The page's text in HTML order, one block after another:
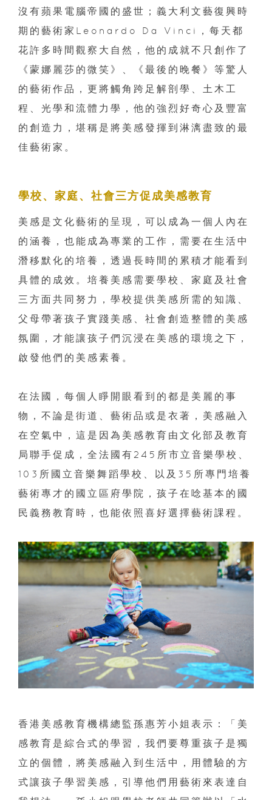
沒有蘋果電腦帝國的盛世；義大利文藝復興時
期的藝術家Leonardo Da Vinci，每天都
花許多時間觀察大自然，他的成就不只創作了
《蒙娜麗莎的微笑》、《最後的晚餐》等驚人
的藝術作品，更將觸角跨足解剖學、土木工
程、光學和流體力學，他的強烈好奇心及豐富
的創造力，堪稱是將美感發揮到淋漓盡致的最
佳藝術家。
學校、家庭、社會三方促成美感教育
美感是文化藝術的呈現，可以成為一個人內在
的涵養，也能成為專業的工作，需要在生活中
潛移默化的培養，透過長時間的累積才能看到
具體的成效。培養美感需要學校、家庭及社會
三方面共同努力，學校提供美感所需的知識、
父母帶著孩子實踐美感、社會創造整體的美感
氛圍，才能讓孩子們沉浸在美感的環境之下，
啟發他們的美感素養。
在法國，每個人睜開眼看到的都是美麗的事
物，不論是街道、藝術品或是衣著，美感融入
在空氣中，這是因為美感教育由文化部及教育
局聯手促成，全法國有245所市立音樂學校、
103所國立音樂舞蹈學校、以及35所專門培養
藝術專才的國立區府學院，孩子在唸基本的國
民義務教育時，也能依照喜好選擇藝術課程。
香港美感教育機構總監孫惠芳小姐表示：「美
感教育是綜合式的學習，我們要尊重孩子是獨
立的個體，將美感融入到生活中，用體驗的方
式讓孩子學習美感，引導他們用藝術來表達自